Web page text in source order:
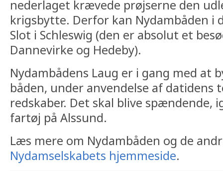
nederlaget krævede prøjserne den
krigsbytte. Derfor kan Nydambåden i
Slot i Schleswig (den er absolut et
Dannevirke og Hedeby).
Nydambådens Laug er i gang med at
båden, under anvendelse af datidens
redskaber. Det skal blive spændende,
fartøj på Alssund.
Læs mere om Nydambåden og de
Nydamselskabets hjemmeside.